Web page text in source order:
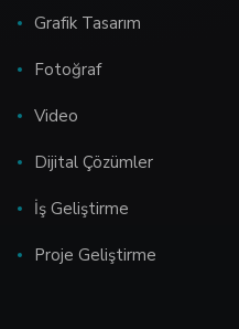
Grafik Tasarım
Fotoğraf
Video
Dijital Çözümler
İş Geliştirme
Proje Geliştirme